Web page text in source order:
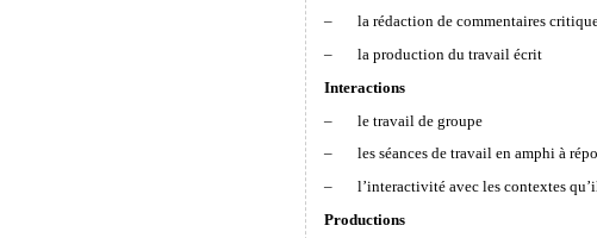
– la rédaction de commentaires
– la production du travail écrit
Interactions
– le travail de groupe
– les séances de travail en amphi à
– l’interactivité avec les contextes
Productions